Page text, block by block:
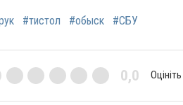
#тистол #обыск #СБУ
0,0